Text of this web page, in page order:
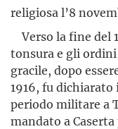
religiosa l’8
Verso la fine del
tonsura e gli
gracile, dopo
1916, fu dichiarato
periodo militare a
mandato a